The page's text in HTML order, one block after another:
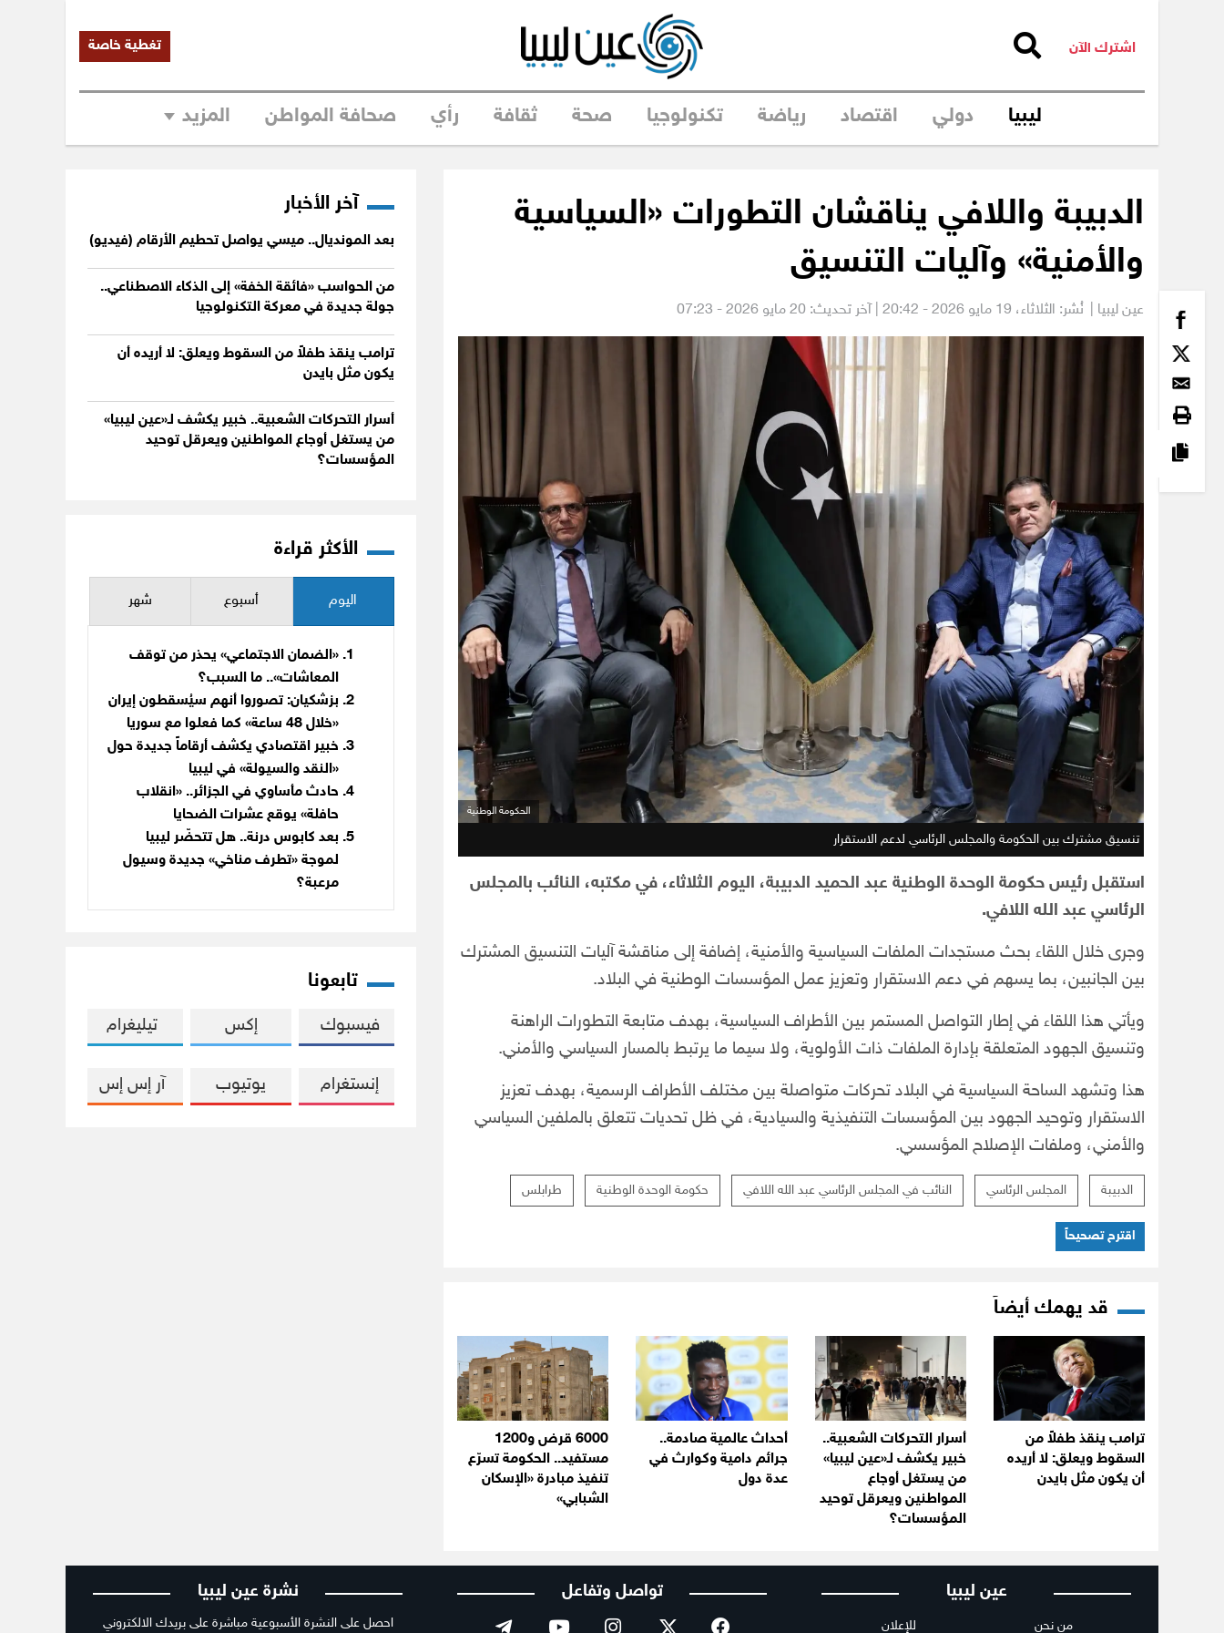
اشترك الآن تغطية خاصة
ليبيا دولي اقتصاد رياضة تكنولوجيا صحة ثقافة رأي صحافة المواطن المزيد
الدبيبة واللافي يناقشان التطورات «السياسية
والأمنية» وآليات التنسيق
عين ليبيا | نُشر: الثلاثاء، | آخر تحديث: 20 مايو 2026 - 07:23
الحكومة الوطنية
تنسيق مشترك بين الحكومة والمجلس الرئاسي لدعم الاستقرار
استقبل رئيس حكومة الوحدة الوطنية عبد الحميد الدبيبة، اليوم الثلاثاء، في مكتبه، النائب بالمجلس
الرئاسي عبد الله اللافي.
وجرى خلال اللقاء بحث مستجدات الملفات السياسية والأمنية، إضافة إلى مناقشة آليات التنسيق المشترك
بين الجانبين، بما يسهم في دعم الاستقرار وتعزيز عمل المؤسسات الوطنية في البلاد.
ويأتي هذا اللقاء في إطار التواصل المستمر بين الأطراف السياسية، بهدف متابعة التطورات الراهنة
وتنسيق الجهود المتعلقة بإدارة الملفات ذات الأولوية، ولا سيما ما يرتبط بالمسار السياسي والأمني.
هذا وتشهد الساحة السياسية في البلاد تحركات متواصلة بين مختلف الأطراف الرسمية، بهدف تعزيز
الاستقرار وتوحيد الجهود بين المؤسسات التنفيذية والسيادية، في ظل تحديات تتعلق بالملفين السياسي
والأمني، وملفات الإصلاح المؤسسي.
الدبيبة المجلس الرئاسي النائب في المجلس الرئاسي عبد الله اللافي حكومة الوحدة الوطنية طرابلس
اقترح تصحيحاً
قد يهمك أيضاً
ترامب ينقذ طفلاً من
السقوط ويعلق: لا أريده
أن يكون مثل بايدن
أسرار التحركات الشعبية..
خبير يكشف لـ«عين ليبيا»
من يستغل أوجاع
المواطنين ويعرقل توحيد
المؤسسات؟
أحداث عالمية صادمة..
جرائم دامية وكوارث في
عدة دول
6000 قرض و1200
مستفيد.. الحكومة تسرّع
تنفيذ مبادرة «الإسكان
الشبابي»
آخر الأخبار
بعد المونديال.. ميسي يواصل تحطيم الأرقام (فيديو)
من الحواسب «فائقة الخفة» إلى الذكاء الاصطناعي..
جولة جديدة في معركة التكنولوجيا
ترامب ينقذ طفلاً من السقوط ويعلق: لا أريده أن
يكون مثل بايدن
أسرار التحركات الشعبية.. خبير يكشف لـ«عين ليبيا»
من يستغل أوجاع المواطنين ويعرقل توحيد
المؤسسات؟
الأكثر قراءة
اليوم أسبوع شهر
«الضمان الاجتماعي» يحذر من توقف
المعاشات».. ما السبب؟
بزشكيان: تصوروا أنهم سيُسقطون إيران
«خلال 48 ساعة» كما فعلوا مع سوريا
خبير اقتصادي يكشف أرقاماً جديدة حول
«النقد والسيولة» في ليبيا
حادث مأساوي في الجزائر.. «انقلاب
حافلة» يوقع عشرات الضحايا
بعد كابوس درنة.. هل تتحضّر ليبيا
لموجة «تطرف مناخي» جديدة وسيول
مرعبة؟
تابعونا
فيسبوك إكس تيليغرام
إنستغرام يوتيوب آر إس إس
عين ليبيا
من نحن للإعلان
تواصل وتفاعل نشرة عين ليبيا
احصل على النشرة الأسبوعية مباشرة على بريدك الالكتروني